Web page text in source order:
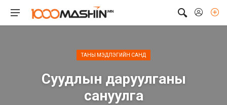
ТАНЫ МЭДЛЭГИЙН САНД
Суудлын даруулганы
сануулга